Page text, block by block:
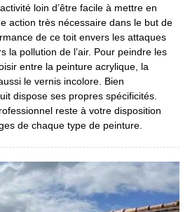
loin d’être facile à mettre en
action très nécessaire dans le but de
de ce toit envers les attaques
la pollution de l’air. Pour peindre les
entre la peinture acrylique, la
le vernis incolore. Bien
dispose ses propres spécificités.
reste à votre disposition
de chaque type de peinture.